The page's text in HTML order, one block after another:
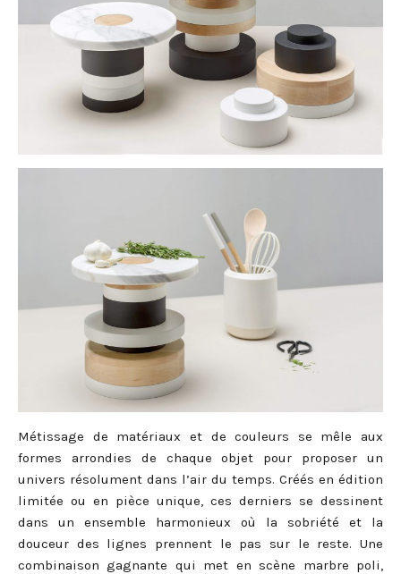
Métissage de matériaux et de couleurs se mêle aux
formes arrondies de chaque objet pour proposer un
univers résolument dans l’air du temps. Créés en édition
limitée ou en pièce unique, ces derniers se dessinent
dans un ensemble harmonieux où la sobriété et la
douceur des lignes prennent le pas sur le reste. Une
combinaison gagnante qui met en scène marbre poli,